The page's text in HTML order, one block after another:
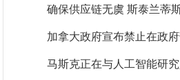
确保供应链无虞 斯泰兰蒂
加拿大政府宣布禁止在政
马斯克正在与人工智能研